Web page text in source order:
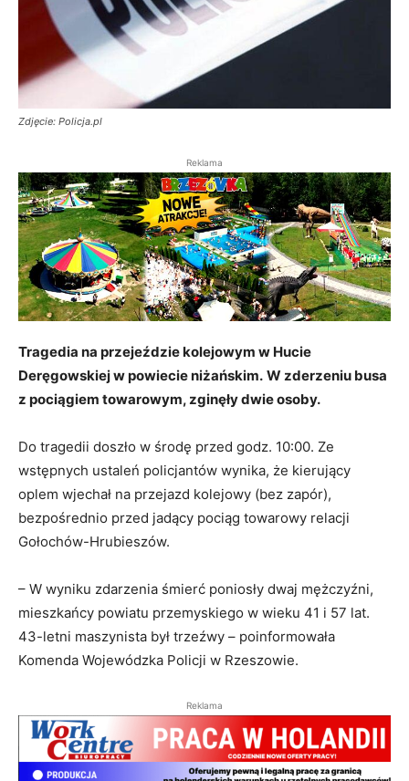
Zdjęcie: Policja.pl
Reklama
Tragedia na przejeździe kolejowym w Hucie
Deręgowskiej w powiecie niżańskim. W zderzeniu busa
z pociągiem towarowym, zginęły dwie osoby.
Do tragedii doszło w środę przed godz. 10:00. Ze
wstępnych ustaleń policjantów wynika, że kierujący
oplem wjechał na przejazd kolejowy (bez zapór),
bezpośrednio przed jadący pociąg towarowy relacji
Gołochów-Hrubieszów.
– W wyniku zdarzenia śmierć poniosły dwaj mężczyźni,
mieszkańcy powiatu przemyskiego w wieku 41 i 57 lat.
43-letni maszynista był trzeźwy – poinformowała
Komenda Wojewódzka Policji w Rzeszowie.
Reklama